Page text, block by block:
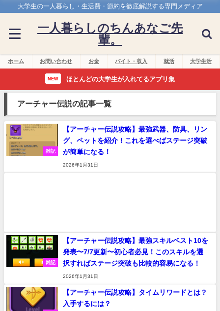
大学生の一人暮らし・生活費・節約を徹底解説する専門メディア
一人暮らしのちんあなご先
輩。
ホーム お問い合わせ お金 バイト・収入 就活 大学生活
NEW ほとんどの大学生が入れてるアプリ集
アーチャー伝説の記事一覧
雑記
【アーチャー伝説攻略】最強武器、防具、リン
グ、ペットを紹介！これを選べばステージ突破
が簡単になる！
2026年1月31日
雑記
【アーチャー伝説攻略】最強スキルベスト10を
発表〜7/7更新〜初心者必見！このスキルを選
択すればステージ突破も比較的容易になる！
2026年1月31日
【アーチャー伝説攻略】タイムリワードとは？
入手するには？